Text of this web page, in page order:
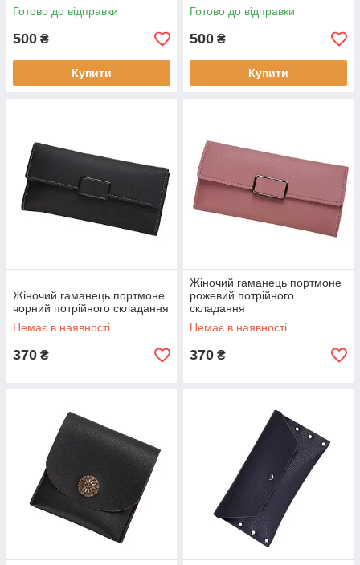
Готово до відправки
500 ₴
Купити
Готово до відправки
500 ₴
Купити
Жіночий гаманець портмоне
чорний потрійного складання
Немає в наявності
370 ₴
Жіночий гаманець портмоне
рожевий потрійного
складання
Немає в наявності
370 ₴